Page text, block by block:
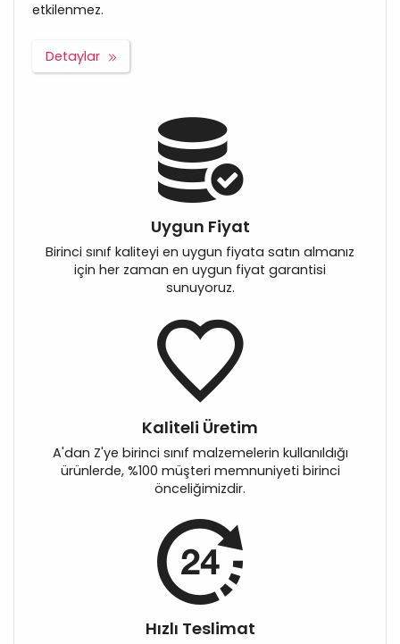
etkilenmez.
Detaylar
Uygun Fiyat
Birinci sınıf kaliteyi en uygun fiyata satın almanız
için her zaman en uygun fiyat garantisi
sunuyoruz.
Kaliteli Üretim
A'dan Z'ye birinci sınıf malzemelerin kullanıldığı
ürünlerde, %100 müşteri memnuniyeti birinci
önceliğimizdir.
Hızlı Teslimat